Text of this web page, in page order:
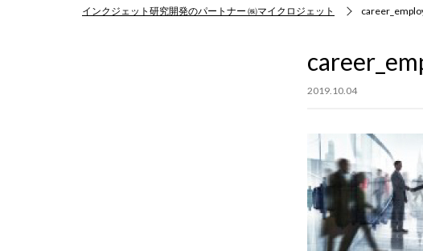
インクジェット研究開発のパートナー ㈱マイクロジェット
2019.10.04